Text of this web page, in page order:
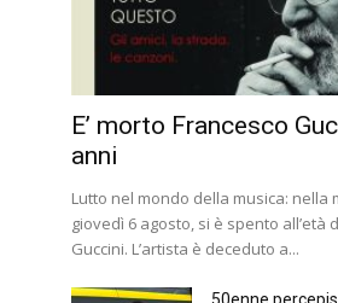
E’ morto Francesco
anni
Lutto nel mondo della musica: nella
giovedì 6 agosto, si è spento all’età
Guccini. L’artista è deceduto a...
50enne